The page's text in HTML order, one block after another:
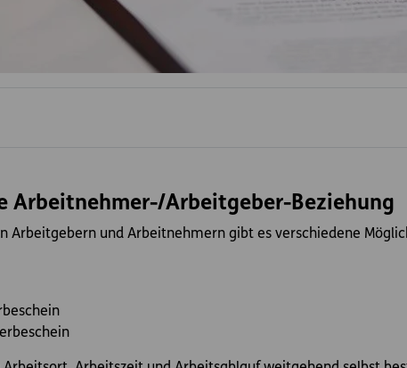
Arbeitnehmer-/Arbeitgeber-Beziehung
Arbeitgebern und Arbeitnehmern gibt es verschiedene